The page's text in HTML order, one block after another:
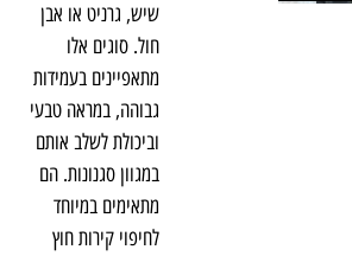
שיש, גרניט או אבן
חול. סוגים אלו
מתאפיינים בעמידות
גבוהה, במראה טבעי
וביכולת לשלב אותם
במגוון סגנונות. הם
מתאימים במיוחד
לחיפוי קירות חוץ